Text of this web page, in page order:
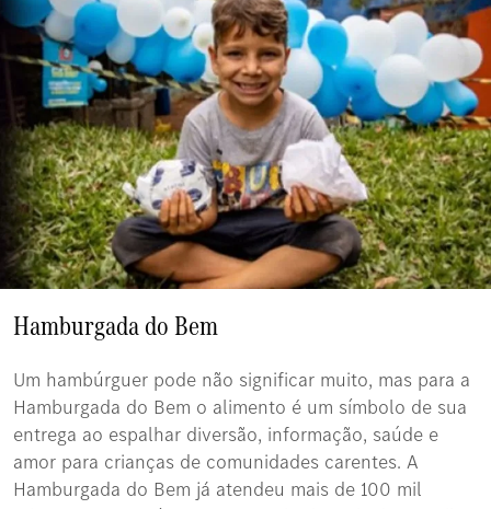
Hamburgada do Bem
Um hambúrguer pode não significar muito, mas para a
Hamburgada do Bem o alimento é um símbolo de sua
entrega ao espalhar diversão, informação, saúde e
amor para crianças de comunidades carentes. A
Hamburgada do Bem já atendeu mais de 100 mil